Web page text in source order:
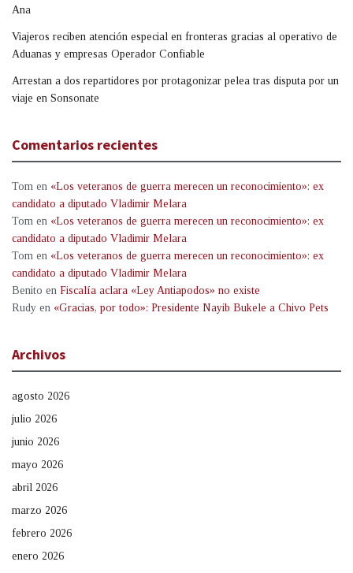
Ana
Viajeros reciben atención especial en fronteras gracias al operativo de
Aduanas y empresas Operador Confiable
Arrestan a dos repartidores por protagonizar pelea tras disputa por un
viaje en Sonsonate
Comentarios recientes
Tom en «Los veteranos de guerra merecen un reconocimiento»: ex
candidato a diputado Vladimir Melara
Tom en «Los veteranos de guerra merecen un reconocimiento»: ex
candidato a diputado Vladimir Melara
Tom en «Los veteranos de guerra merecen un reconocimiento»: ex
candidato a diputado Vladimir Melara
Benito en Fiscalía aclara «Ley Antiapodos» no existe
Rudy en «Gracias, por todo»: Presidente Nayib Bukele a Chivo Pets
Archivos
agosto 2026
julio 2026
junio 2026
mayo 2026
abril 2026
marzo 2026
febrero 2026
enero 2026